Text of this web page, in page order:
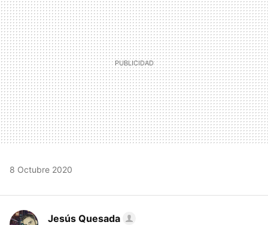
8 Octubre 2020
Jesús Quesada